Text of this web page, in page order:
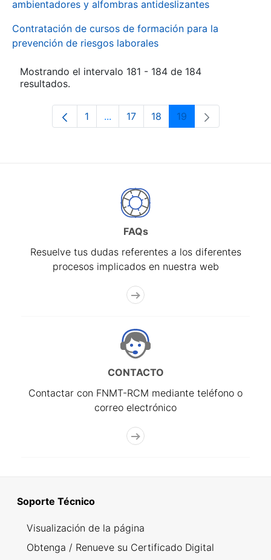
ambientadores y alfombras antideslizantes
Contratación de cursos de formación para la
prevención de riesgos laborales
Mostrando el intervalo 181 - 184 de 184
resultados.
Página
1 ...Páginas intermedias Use TAB para
Página
17 Página
18 Página
19
FAQs
Resuelve tus dudas referentes a los diferentes
procesos implicados en nuestra web
CONTACTO
Contactar con FNMT-RCM mediante teléfono o
correo electrónico
Soporte Técnico
Visualización de la página
Obtenga / Renueve su Certificado Digital